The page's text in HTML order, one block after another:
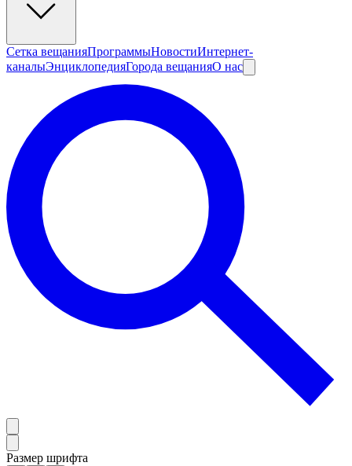
Сетка вещанияПрограммыНовостиИнтернет-
каналыЭнциклопедияГорода вещанияО нас
Размер шрифта